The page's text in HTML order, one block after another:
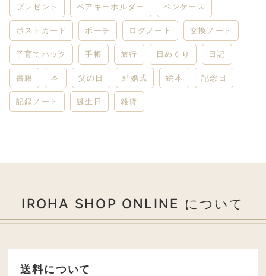
プレゼント ペアキーホルダー ペンケース
ポストカード ポーチ ログノート 交換ノート
子育てハック 手帳 旅行 日めくり 日記
書籍 本 父の日 結婚式 絵本 記念日
記録ノート 誕生日 雑貨
IROHA SHOP ONLINE について
送料について